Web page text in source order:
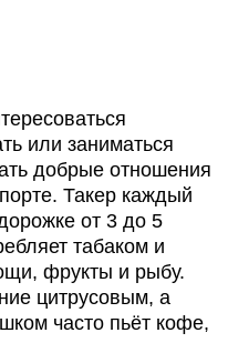
или заниматься
добрые отношения
Такер каждый
от 3 до 5
табаком и
фрукты и рыбу.
цитрусовым, а
часто пьёт кофе,